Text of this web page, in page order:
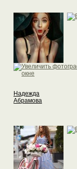
Надежда
Абрамова